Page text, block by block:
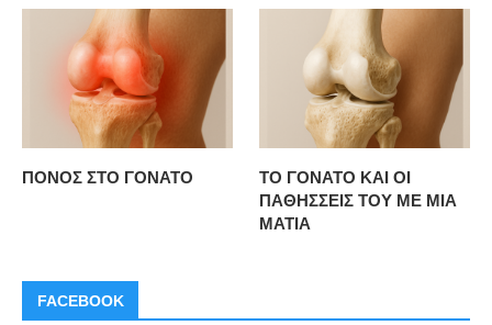
ΠΟΝΟΣ ΣΤΟ ΓΟΝΑΤΟ
ΤΟ ΓΟΝΑΤΟ ΚΑΙ ΟΙ
ΠΑΘΗΣΣΕΙΣ ΤΟΥ ΜΕ ΜΙΑ
ΜΑΤΙΑ
FACEBOOK